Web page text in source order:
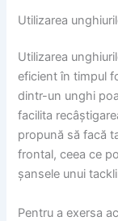
Utilizarea
Utilizarea
eficient în timpul
dintr-un unghi
facilita
propună să facă
frontal, ceea ce
șansele unui
Pentru a exersa